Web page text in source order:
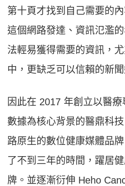
第十頁才找到自己需要的
這個網路發達、資訊氾濫
法輕易獲得需要的資訊，
中，更缺乏可以信賴的新聞
因此在 2017 年創立以醫
數據為核心背景的醫鼎科
路原生的數位健康媒體品
了不到三年的時間，躍居
牌。並逐漸衍伸 Heho